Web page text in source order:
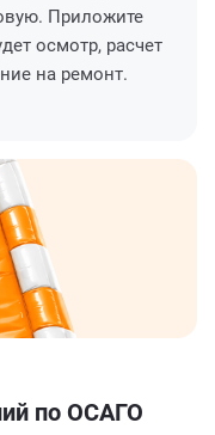
Приложите
осмотр, расчет
на ремонт.
по ОСАГО